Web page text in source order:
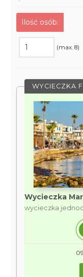
Ilość osób:
(max. 8)
WYCIECZKA
Wycieczka
wycieczka